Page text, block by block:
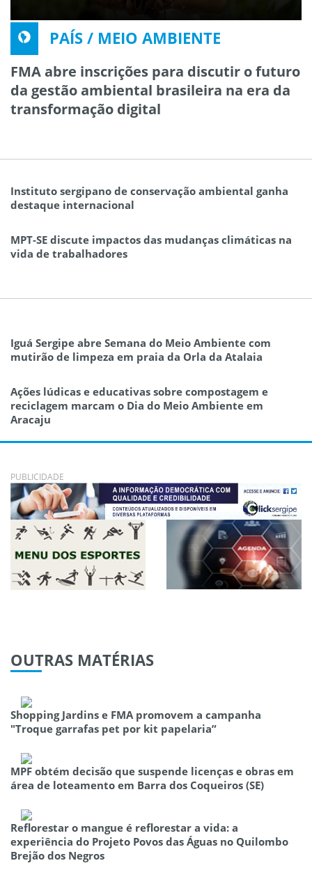
PAÍS / MEIO AMBIENTE
FMA abre inscrições para discutir o futuro
da gestão ambiental brasileira na era da
transformação digital
Instituto sergipano de conservação ambiental ganha
destaque internacional
MPT-SE discute impactos das mudanças climáticas na
vida de trabalhadores
Iguá Sergipe abre Semana do Meio Ambiente com
mutirão de limpeza em praia da Orla da Atalaia
Ações lúdicas e educativas sobre compostagem e
reciclagem marcam o Dia do Meio Ambiente em
Aracaju
PUBLICIDADE
OUTRAS MATÉRIAS
Shopping Jardins e FMA promovem a campanha
"Troque garrafas pet por kit papelaria”
MPF obtém decisão que suspende licenças e obras em
área de loteamento em Barra dos Coqueiros (SE)
Reflorestar o mangue é reflorestar a vida: a
experiência do Projeto Povos das Águas no Quilombo
Brejão dos Negros